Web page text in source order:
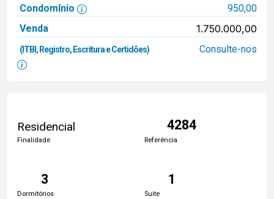
Condomínio
950,00
Venda
1.750.000,00
(ITBI, Registro, Escritura e Certidões) Consulte-nos
Residencial
Finalidade
4284
Referência
3
Dormitórios
1
Suite